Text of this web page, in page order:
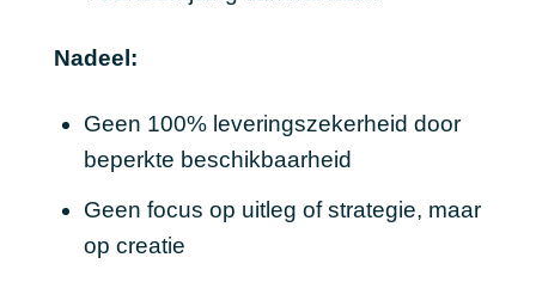
Nadeel:
Geen 100% leveringszekerheid door
beperkte beschikbaarheid
Geen focus op uitleg of strategie, maar
op creatie